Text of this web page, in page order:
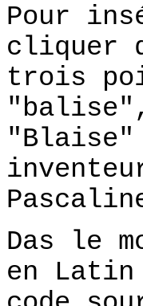
Pour
cliquer
trois
"balise",
Das le
en